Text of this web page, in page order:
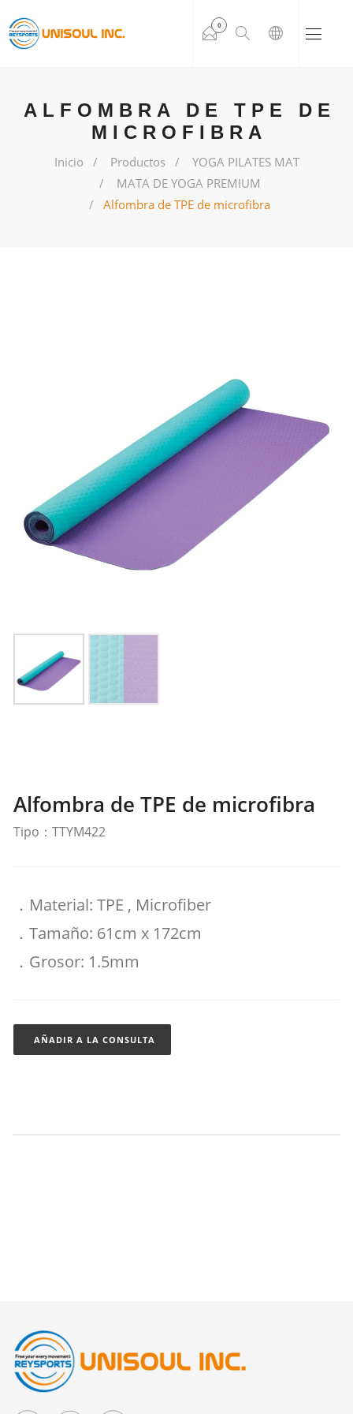
0
ALFOMBRA DE TPE DE
MICROFIBRA
Inicio Productos
YOGA PILATES MAT
MATA DE YOGA PREMIUM
Alfombra de TPE de microfibra
Alfombra de TPE de microfibra
Tipo：TTYM422
．Material: TPE , Microfiber
．Tamaño: 61cm x 172cm
．Grosor: 1.5mm
AÑADIR A LA CONSULTA